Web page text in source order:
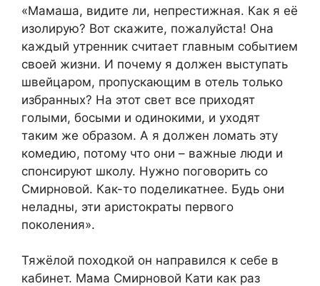
«Мамаша, видите ли, непрестижная. Как я её
изолирую? Вот скажите, пожалуйста! Она
каждый утренник считает главным событием
своей жизни. И почему я должен выступать
швейцаром, пропускающим в отель только
избранных? На этот свет все приходят
голыми, босыми и одинокими, и уходят
таким же образом. А я должен ломать эту
комедию, потому что они – важные люди и
спонсируют школу. Нужно поговорить со
Смирновой. Как-то поделикатнее. Будь они
неладны, эти аристократы первого
поколения».
Тяжёлой походкой он направился к себе в
кабинет. Мама Смирновой Кати как раз